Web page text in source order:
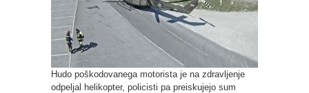
Hudo poškodovanega motorista je na zdravljenje
odpeljal helikopter, policisti pa preiskujejo sum